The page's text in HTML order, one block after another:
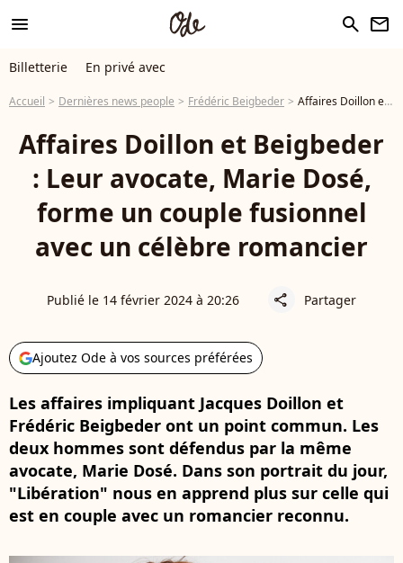
menu search newsletter
Billetterie En privé avec
Accueil Dernières news people Frédéric Beigbeder Affaires Doillon et Beigbeder : Leur avocate, Marie Dosé, forme un couple fusionnel avec un célèbre romancier
Affaires Doillon et Beigbeder
: Leur avocate, Marie Dosé,
forme un couple fusionnel
avec un célèbre romancier
Publié le 14 février 2024 à 20:26 share Partager
Ajoutez Ode à vos sources préférées
Les affaires impliquant Jacques Doillon et
Frédéric Beigbeder ont un point commun. Les
deux hommes sont défendus par la même
avocate, Marie Dosé. Dans son portrait du jour,
"Libération" nous en apprend plus sur celle qui
est en couple avec un romancier reconnu.